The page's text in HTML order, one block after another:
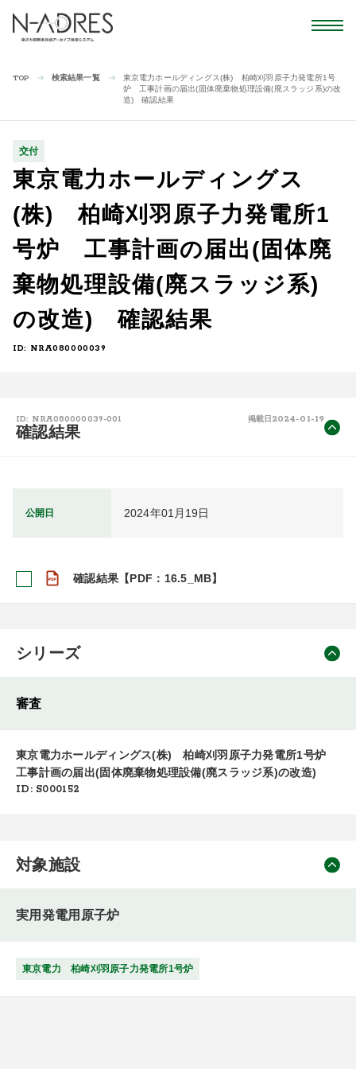
TOP 検索結果一覧
東京電力ホールディングス(株) 柏崎刈羽原子力発電所1号
炉 工事計画の届出(固体廃棄物処理設備(廃スラッジ系)の改
造) 確認結果
交付
東京電力ホールディングス
(株) 柏崎刈羽原子力発電所1
号炉 工事計画の届出(固体廃
棄物処理設備(廃スラッジ系)
の改造) 確認結果
ID: NRA080000039
ID: NRA080000039-001 掲載日 2024-01-19
確認結果
公開日 2024年01月19日
確認結果【PDF：16.5_MB】
シリーズ
審査
東京電力ホールディングス(株) 柏崎刈羽原子力発電所1号炉
工事計画の届出(固体廃棄物処理設備(廃スラッジ系)の改造)
ID: S000152
対象施設
実用発電用原子炉
東京電力 柏崎刈羽原子力発電所1号炉